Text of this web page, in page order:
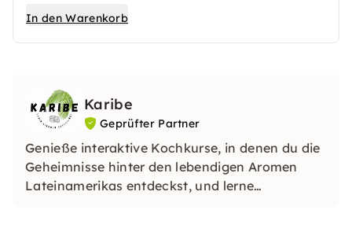
Weinbegleitung.
Ideal für alle, die Genuss und Tiefe schätzen.
In den Warenkorb
Karibe
Geprüfter Partner
Genieße interaktive Kochkurse, in denen du die
Geheimnisse hinter den lebendigen Aromen
Lateinamerikas entdeckst, und lerne